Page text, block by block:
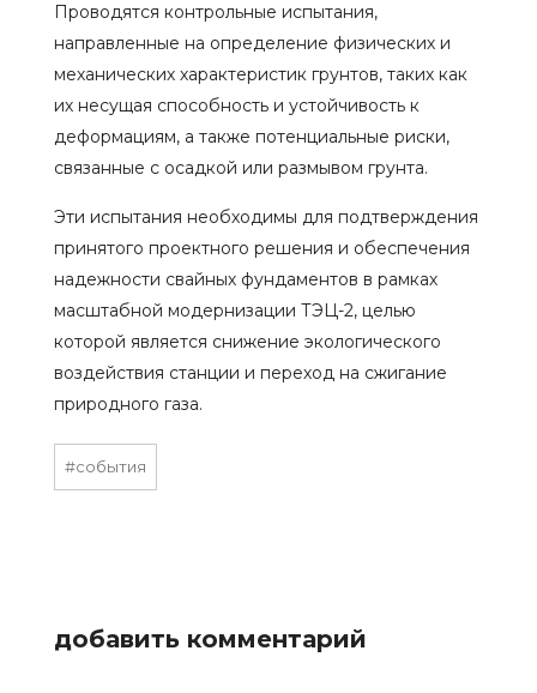
Проводятся контрольные испытания,
направленные на определение физических и
механических характеристик грунтов, таких как
их несущая способность и устойчивость к
деформациям, а также потенциальные риски,
связанные с осадкой или размывом грунта.
Эти испытания необходимы для подтверждения
принятого проектного решения и обеспечения
надежности свайных фундаментов в рамках
масштабной модернизации ТЭЦ-2, целью
которой является снижение экологического
воздействия станции и переход на сжигание
природного газа.
#события
добавить комментарий